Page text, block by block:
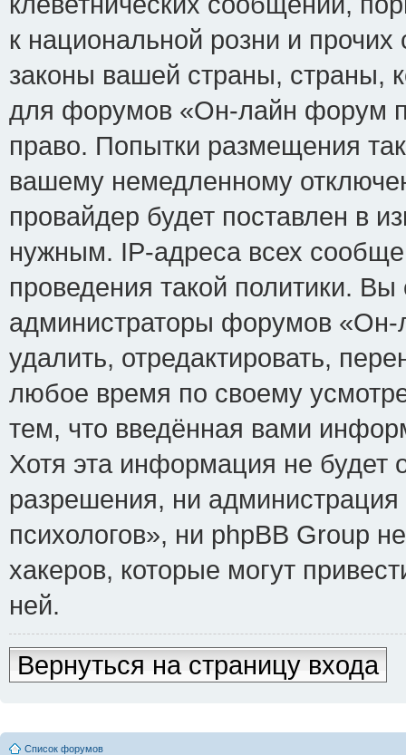
к национальной розни и
законы вашей страны, страны,
для форумов «Он-лайн форум
право. Попытки размещения
вашему немедленному
провайдер будет поставлен в
нужным. IP-адреса всех
проведения такой политики.
администраторы форумов
удалить, отредактировать,
любое время по своему
тем, что введённая вами
Хотя эта информация не будет
разрешения, ни
психологов», ни phpBB Group
хакеров, которые могут
ней.
Вернуться на страницу входа
Список форумов